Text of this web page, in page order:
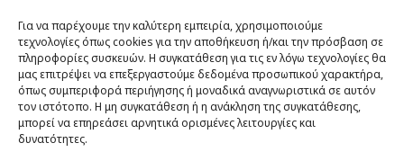
Για να παρέχουμε την καλύτερη εμπειρία, χρησιμοποιούμε
τεχνολογίες όπως cookies για την αποθήκευση ή/και την πρόσβαση σε
πληροφορίες συσκευών. Η συγκατάθεση για τις εν λόγω τεχνολογίες θα
μας επιτρέψει να επεξεργαστούμε δεδομένα προσωπικού χαρακτήρα,
όπως συμπεριφορά περιήγησης ή μοναδικά αναγνωριστικά σε αυτόν
τον ιστότοπο. Η μη συγκατάθεση ή η ανάκληση της συγκατάθεσης,
μπορεί να επηρεάσει αρνητικά ορισμένες λειτουργίες και
δυνατότητες.